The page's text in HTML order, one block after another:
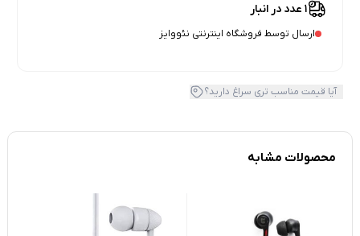
1 عدد در انبار
ارسال توسط فروشگاه اینترنتی نئووایز
آیا قیمت مناسب تری سراغ دارید؟
محصولات مشابه